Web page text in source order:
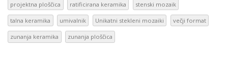
projektna ploščica ratificirana keramika stenski mozaik
talna keramika umivalnik Unikatni stekleni mozaiki večji format
zunanja keramika zunanja ploščica